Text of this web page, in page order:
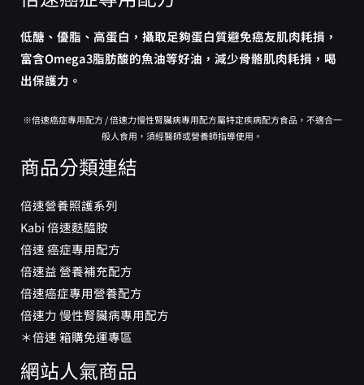
低醣、優脂、高蛋白，攝取足夠蛋白質避免癌友肌肉耗損，
富含Omega3脂肪酸的魚油等好油，減少骨骼肌肉耗損，喝
出保護力。
※倍速癌症專用配方 / 倍速力慢性腎臟病專用配方屬特定疾病配方食品，不適合一
般人食用，須經醫師或營養師指導使用。
商品分類連結
倍速營養照護系列
Kabi 倍速麩醯胺
倍速 癌症專用配方
倍速益 營養補充配方
倍速癌症專用營養配方
倍速力 慢性腎臟病專用配方
＊倍速 箱購免運專區
網站人氣商品